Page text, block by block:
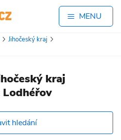
MENU
Jihočeský kraj
kraj
hledání